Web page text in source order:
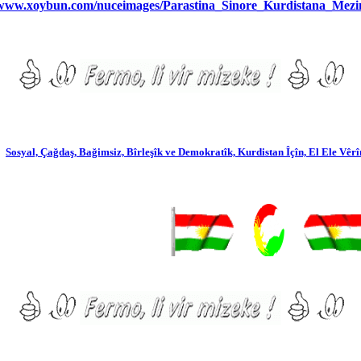
nuceimages/
Çağdaş, Bağimsiz, Bîrleşîk ve Demokratîk, Kurdistan Îçîn, El Ele Vêrîn !